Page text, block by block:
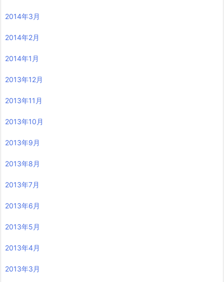
2014年3月
2014年2月
2014年1月
2013年12月
2013年11月
2013年10月
2013年9月
2013年8月
2013年7月
2013年6月
2013年5月
2013年4月
2013年3月